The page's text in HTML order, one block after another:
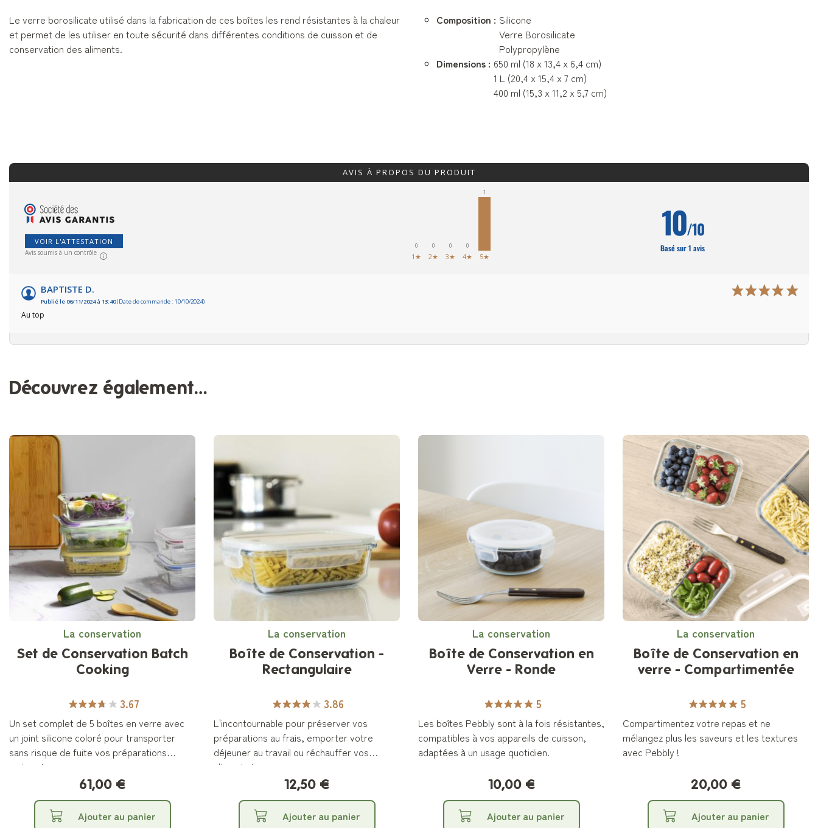
Le verre borosilicate utilisé dans la fabrication de ces boîtes les rend résistantes à la chaleur
et permet de les utiliser en toute sécurité dans différentes conditions de cuisson et de
conservation des aliments.
Composition : Silicone
Verre Borosilicate
Polypropylène
Dimensions : 650 ml (18 x 13,4 x 6,4 cm)
1 L (20,4 x 15,4 x 7 cm)
400 ml (15,3 x 11,2 x 5,7 cm)
AVIS À PROPOS DU PRODUIT
VOIR L'ATTESTATION
Avis soumis à un contrôle
0
1★
0
2★
0
3★
0
4★
1
5★
10/10
Basé sur 1 avis
BAPTISTE D.
Publié le 06/11/2024 à 13:40(Date de commande : 10/10/2024)
Au top
Découvrez également…
La conservation
Set de Conservation Batch
Cooking
3.67
Un set complet de 5 boîtes en verre avec
un joint silicone coloré pour transporter
sans risque de fuite vos préparations
maison !
61,00 €
Ajouter au panier
La conservation
Boîte de Conservation -
Rectangulaire
3.86
L'incontournable pour préserver vos
préparations au frais, emporter votre
déjeuner au travail ou réchauffer vos
aliments !
12,50 €
Ajouter au panier
La conservation
Boîte de Conservation en
Verre - Ronde
5
Les boîtes Pebbly sont à la fois résistantes,
compatibles à vos appareils de cuisson,
adaptées à un usage quotidien.
10,00 €
Ajouter au panier
La conservation
Boîte de Conservation en
verre - Compartimentée
5
Compartimentez votre repas et ne
mélangez plus les saveurs et les textures
avec Pebbly !
20,00 €
Ajouter au panier